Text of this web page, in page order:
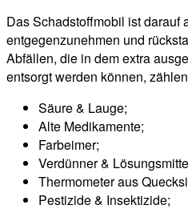
Das Schadstoffmobil ist darauf
entgegenzunehmen und
Abfällen, die in dem extra
entsorgt werden können,
Säure & Lauge;
Alte Medikamente;
Farbeimer;
Verdünner &
Thermometer aus
Pestizide & Insektizide;